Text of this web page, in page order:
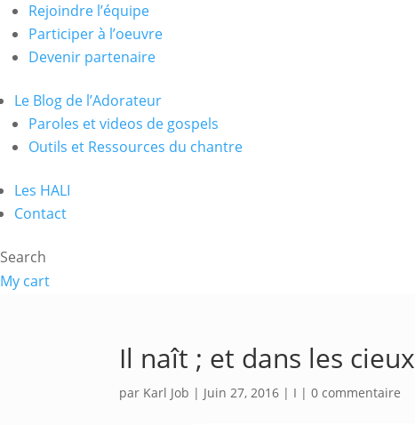
Rejoindre l’équipe
Participer à l’oeuvre
Devenir partenaire
Le Blog de l’Adorateur
Paroles et videos de gospels
Outils et Ressources du chantre
Les HALI
Contact
Search
My cart
Il naît ; et dans les cieux
par Karl Job | Juin 27, 2016 | I |0 commentaire